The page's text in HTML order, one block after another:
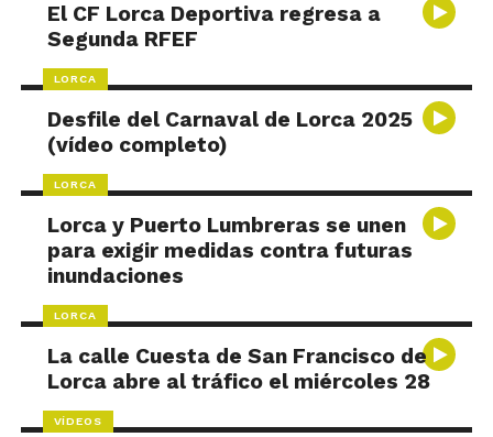
El CF Lorca Deportiva regresa a
Segunda RFEF
LORCA
Desfile del Carnaval de Lorca 2025
(vídeo completo)
LORCA
Lorca y Puerto Lumbreras se unen
para exigir medidas contra futuras
inundaciones
LORCA
La calle Cuesta de San Francisco de
Lorca abre al tráfico el miércoles 28
VÍDEOS